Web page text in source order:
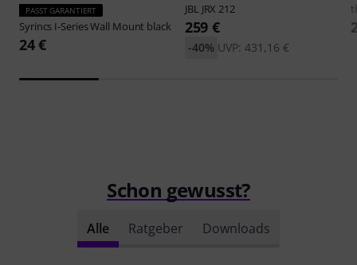
PASST GARANTIERT
Syrincs I-Series Wall Mount black
24 €
JBL JRX 212
259 €
UVP: 431,16 €
-40%
Schon gewusst?
Alle Ratgeber Downloads